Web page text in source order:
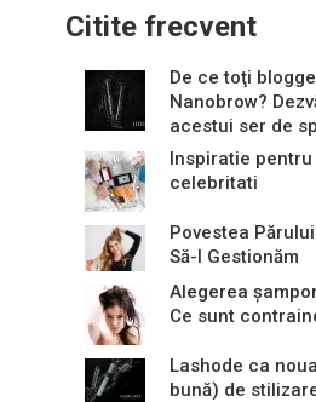
Citite frecvent
De ce toţi
Nanobrow?
acestui ser de
Inspiratie
celebritati
Povestea
Să-l Gestionăm
Alegerea
Ce sunt
Lashode ca
bună) de